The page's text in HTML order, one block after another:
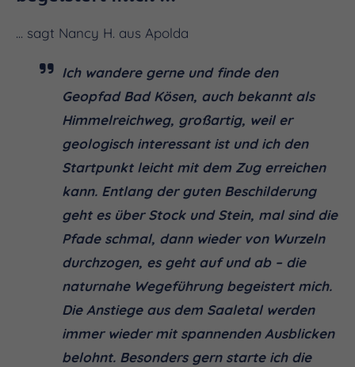
... sagt Nancy H. aus Apolda
Ich wandere gerne und finde den
Geopfad Bad Kösen, auch bekannt als
Himmelreichweg, großartig, weil er
geologisch interessant ist und ich den
Startpunkt leicht mit dem Zug erreichen
kann. Entlang der guten Beschilderung
geht es über Stock und Stein, mal sind die
Pfade schmal, dann wieder von Wurzeln
durchzogen, es geht auf und ab – die
naturnahe Wegeführung begeistert mich.
Die Anstiege aus dem Saaletal werden
immer wieder mit spannenden Ausblicken
belohnt. Besonders gern starte ich die